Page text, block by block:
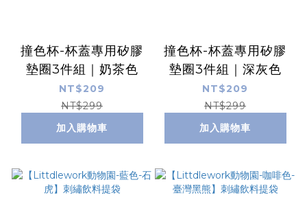
撞色杯-杯蓋專用矽膠
墊圈3件組｜奶茶色
NT$209
NT$299
加入購物車
撞色杯-杯蓋專用矽膠
墊圈3件組｜深灰色
NT$209
NT$299
加入購物車